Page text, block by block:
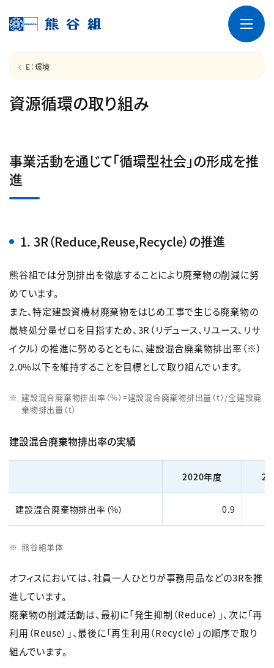
E：環境
資源循環の取り組み
事業活動を通じて「循環型社会」の形成を推
進
1. 3R（Reduce,Reuse,Recycle）の推進
熊谷組では分別排出を徹底することにより廃棄物の削減に努
めています。
また、特定建設資機材廃棄物をはじめ工事で生じる廃棄物の
最終処分量ゼロを目指すため、3R（リデュース、リユース、リサ
イクル）の推進に努めるとともに、建設混合廃棄物排出率（※）
2.0%以下を維持することを目標として取り組んでいます。
建設混合廃棄物排出率（%）=建設混合廃棄物排出量（t）/全建設廃
棄物排出量（t）
建設混合廃棄物排出率の実績
2020年度
建設混合廃棄物排出率（%） 0.9
熊谷組単体
オフィスにおいては、社員一人ひとりが事務用品などの3Rを推
進しています。
廃棄物の削減活動は、最初に「発生抑制（Reduce）」、次に「再
利用（Reuse）」、最後に「再生利用（Recycle）」の順序で取り
組んでいます。